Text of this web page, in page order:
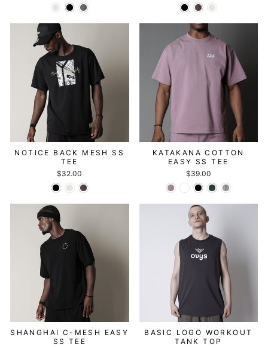
NOTICE BACK MESH SS
TEE
$32.00
KATAKANA COTTON
EASY SS TEE
$39.00
SHANGHAI C-MESH EASY
SS TEE
BASIC LOGO WORKOUT
TANK TOP